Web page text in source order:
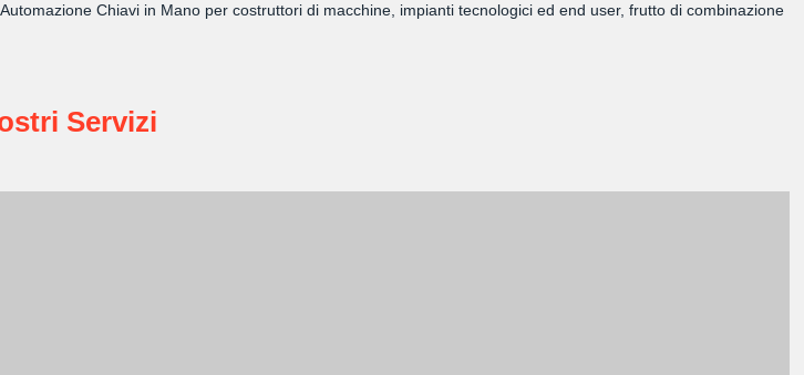
Chiavi in Mano per costruttori di macchine, impianti tecnologici ed end user, frutto di combinazione
Servizi